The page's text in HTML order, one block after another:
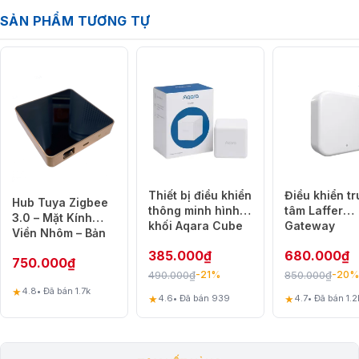
SẢN PHẨM TƯƠNG TỰ
Hub Tuya Zigbee
3.0 – Mặt Kính
Viền Nhôm – Bản
750.000₫
★4.8• Đã bán 1.7k
Thiết bị điều khiển
thông minh hình
khối Aqara Cube
385.000₫
490.000₫-21%
★4.6• Đã bán 939
Điều khiển
tâm Laffer
Gateway
680.000₫
850.000₫-20%
★4.7• Đã bán